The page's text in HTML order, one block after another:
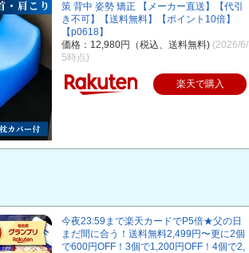
策 背中 姿勢 矯正 【メーカー直送】【代引
き不可】【送料無料】【ポイント10倍】
【p0618】
価格：12,980円（税込、送料無料) (2026/6/
5時点)
楽天で購入
今夜23:59まで楽天カードでP5倍★父の日
まだ間に合う！送料無料2,499円〜更に2個
で600円OFF！3個で1,200円OFF！4個で2,